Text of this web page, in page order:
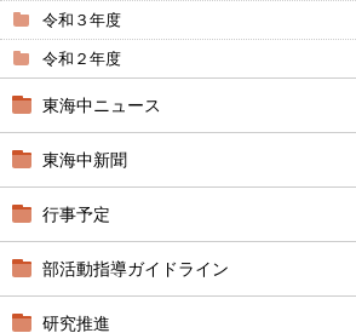
令和３年度
令和２年度
東海中ニュース
東海中新聞
行事予定
部活動指導ガイドライン
研究推進